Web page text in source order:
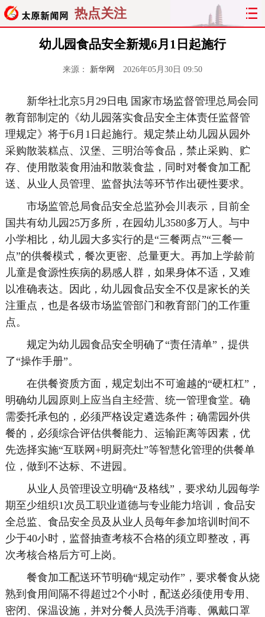
热点关注
幼儿园食品安全新规6月1日起施行
来源： 新华网 2026年05月30日 09:50
新华社北京5月29日电 国家市场监督管理总局会同
教育部制定的《幼儿园落实食品安全主体责任监督管
理规定》将于6月1日起施行。规定禁止幼儿园从园外
采购散装糕点、汉堡、三明治等食品，禁止采购、贮
存、使用散装食用油和散装食盐，同时对餐食加工配
送、从业人员管理、监督执法等环节作出硬性要求。
市场监管总局食品安全总监孙会川表示，目前全
国共有幼儿园25万多所，在园幼儿3580多万人。与中
小学相比，幼儿园大多实行的是“三餐两点”“三餐一
点”的供餐模式，餐次更密、总量更大。再加上学龄前
儿童是食源性疾病的易感人群，如果身体不适，又难
以准确表达。因此，幼儿园食品安全不仅是家长的关
注重点，也是各级市场监管部门和教育部门的工作重
点。
规定为幼儿园食品安全明确了“责任清单”，提供
了“操作手册”。
在供餐资质方面，规定划出不可逾越的“硬杠杠”，
明确幼儿园原则上应当自主经营、统一管理食堂。确
需委托承包的，必须严格设定遴选条件；确需园外供
餐的，必须综合评估供餐能力、运输距离等因素，优
先选择实施“互联网+明厨亮灶”等智慧化管理的供餐单
位，做到不达标、不进园。
从业人员管理设立明确“及格线”，要求幼儿园每学
期至少组织1次员工职业道德与专业能力培训，食品安
全总监、食品安全员及从业人员每年参加培训时间不
少于40小时，监督抽查考核不合格的须立即整改，再
次考核合格后方可上岗。
餐食加工配送环节明确“规定动作”，要求餐食从烧
熟到食用间隔不得超过2个小时，配送必须使用专用、
密闭、保温设施，并对分餐人员洗手消毒、佩戴口罩